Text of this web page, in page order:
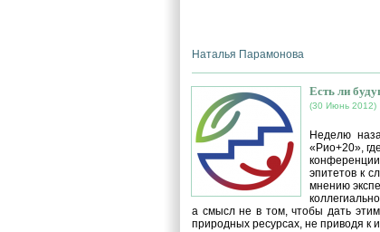
Наталья Парамонова
Есть ли
(30 Июнь 2012)
Неделю
«Рио+20»,
эпитетов к
мнению
а смысл не в том, чтобы дать
природных ресурсах, не приводя к